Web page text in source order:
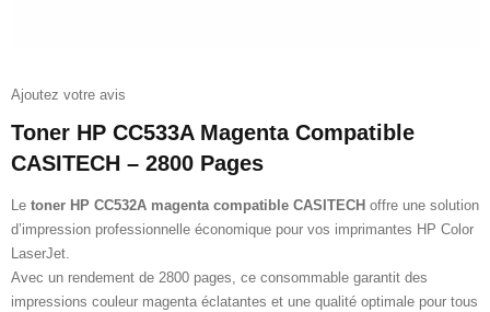
Ajoutez votre avis
Toner HP CC533A Magenta Compatible
CASITECH – 2800 Pages
Le toner HP CC532A magenta compatible CASITECH offre une solution
d’impression professionnelle économique pour vos imprimantes HP Color
LaserJet.
Avec un rendement de 2800 pages, ce consommable garantit des
impressions couleur magenta éclatantes et une qualité optimale pour tous